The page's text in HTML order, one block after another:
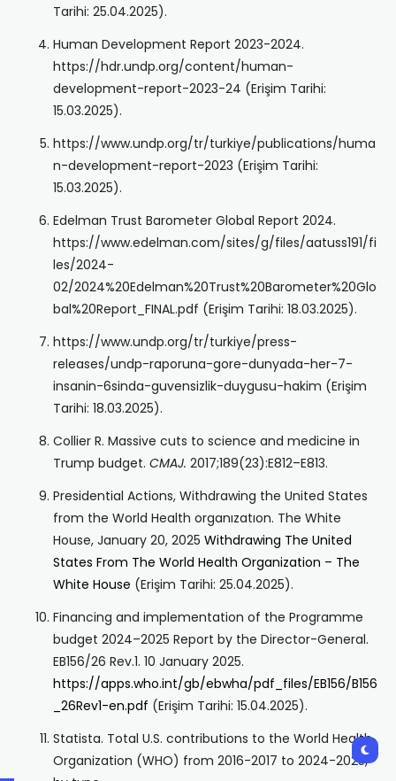
Tarihi: 25.04.2025).
Human Development Report 2023-2024.
https://hdr.undp.org/content/human-
development-report-2023-24 (Erişim Tarihi:
15.03.2025).
https://www.undp.org/tr/turkiye/publications/huma
n-development-report-2023 (Erişim Tarihi:
15.03.2025).
Edelman Trust Barometer Global Report 2024.
https://www.edelman.com/sites/g/files/aatuss191/fi
les/2024-
02/2024%20Edelman%20Trust%20Barometer%20Glo
bal%20Report_FINAL.pdf (Erişim Tarihi: 18.03.2025).
https://www.undp.org/tr/turkiye/press-
releases/undp-raporuna-gore-dunyada-her-7-
insanin-6sinda-guvensizlik-duygusu-hakim (Erişim
Tarihi: 18.03.2025).
Collier R. Massive cuts to science and medicine in
Trump budget. CMAJ. 2017;189(23):E812–E813.
Presidential Actions, Withdrawing the United States
from the World Health organızatıon. The White
House, January 20, 2025 Withdrawing The United
States From The World Health Organization – The
White House (Erişim Tarihi: 25.04.2025).
Financing and implementation of the Programme
budget 2024–2025 Report by the Director-General.
EB156/26 Rev.1. 10 January 2025.
https://apps.who.int/gb/ebwha/pdf_files/EB156/B156
_26Rev1-en.pdf (Erişim Tarihi: 15.04.2025).
Statista. Total U.S. contributions to the World Health
Organization (WHO) from 2016-2017 to 2024-2025,